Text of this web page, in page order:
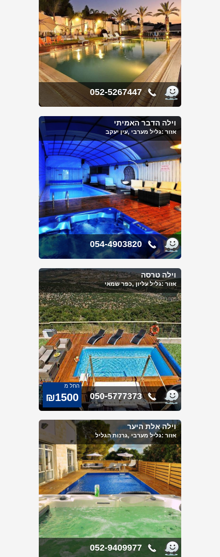
052-5267447
054-4903820
וילה הדבר האמיתי
אזור :גליל מערבי ,עין יעקב
החל מ
₪1500 050-5777373
וילה טרסה
אזור :גליל עליון ,כפר שמאי
052-9409977
וילה אלת היער
אזור :גליל מערבי ,גרנות הגליל